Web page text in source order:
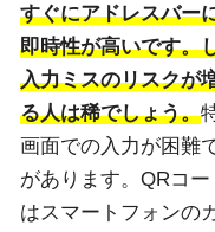
すぐにアドレスバー
即時性が高いです。
入力ミスのリスクが
る人は稀でしょう。
画面での入力が困難
があります。QRコ
はスマートフォンの